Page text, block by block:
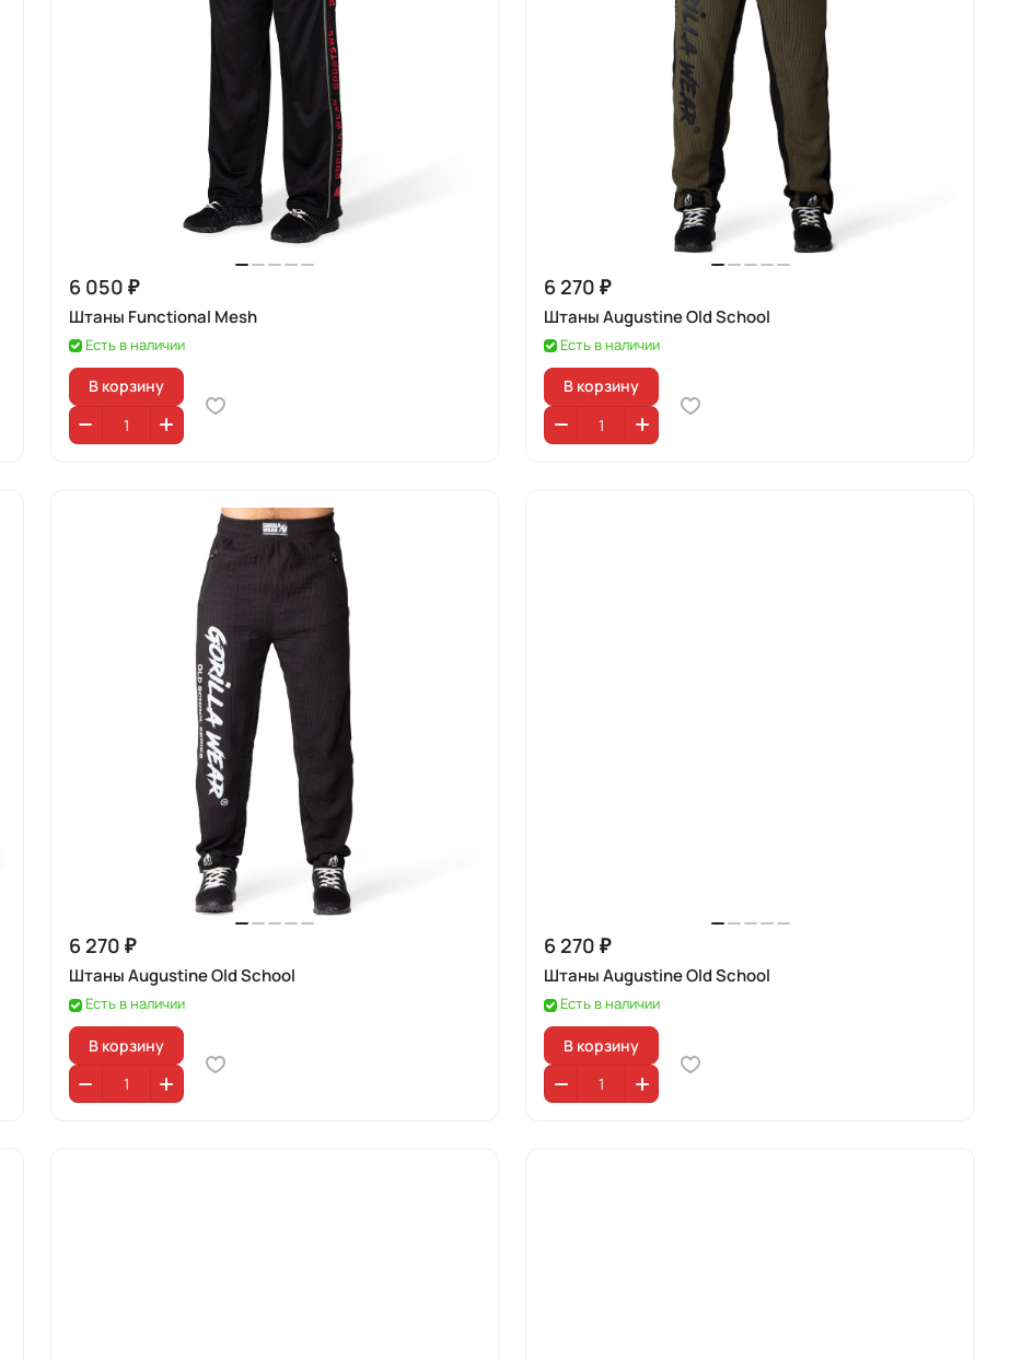
6 050 ₽
Штаны Functional Mesh
Есть в наличии
В корзину
6 270 ₽
Штаны Augustine Old School
Есть в наличии
В корзину
6 270 ₽
Штаны Augustine Old School
Есть в наличии
В корзину
6 270 ₽
Штаны Augustine Old School
Есть в наличии
В корзину